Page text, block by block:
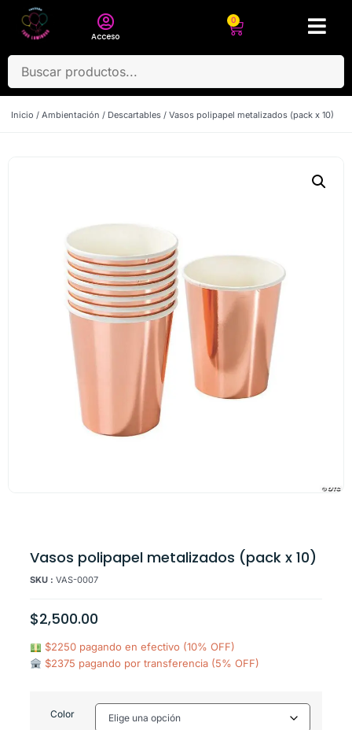
Acceso
0
Inicio / Ambientación / Descartables / Vasos polipapel metalizados (pack x 10)
Vasos polipapel metalizados (pack x 10)
SKU : VAS-0007
$2,500.00
$2250 pagando en efectivo (10% OFF)
$2375 pagando por transferencia (5% OFF)
Color